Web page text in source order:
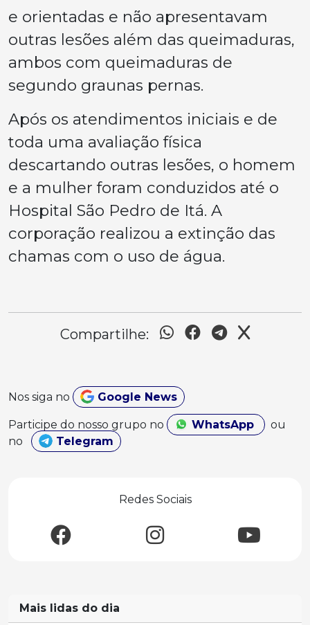
e orientadas e não apresentavam
outras lesões além das queimaduras,
ambos com queimaduras de
segundo graunas pernas.
Após os atendimentos iniciais e de
toda uma avaliação física
descartando outras lesões, o homem
e a mulher foram conduzidos até o
Hospital São Pedro de Itá. A
corporação realizou a extinção das
chamas com o uso de água.
Compartilhe:
Nos siga no Google News
Participe do nosso grupo no WhatsApp
ou
no
Telegram
Redes Sociais
Mais lidas do dia